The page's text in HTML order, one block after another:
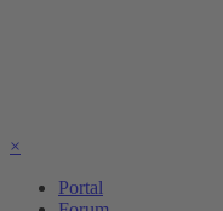
×
Portal